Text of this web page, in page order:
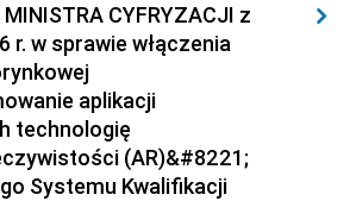
CYFRYZACJI z
r. w sprawie włączenia
aplikacji
technologię
(AR)&#8221;
Systemu Kwalifikacji